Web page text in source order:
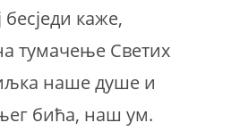
бесједи каже,
тумачење Светих
наше душе и
бића, наш ум.